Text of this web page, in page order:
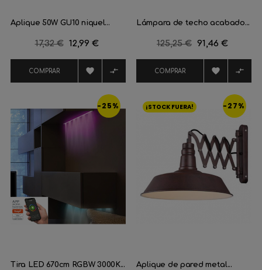
Aplique 50W GU10 niquel...
Precio
17,32 € Precio
12,99 €
COMPRAR  
Lámpara de techo acabado...
Precio
125,25 € Precio
91,46 €
COMPRAR  
-25%
Tira LED 670cm RGBW 3000K...
-27%
¡STOCK FUERA!
Aplique de pared metal...